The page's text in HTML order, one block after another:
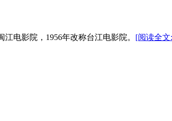
电影院，1956年改称台江电影院。 [阅读全文